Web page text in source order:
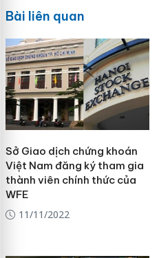
Bài liên quan
Sở Giao dịch chứng khoán
Việt Nam đăng ký tham gia
thành viên chính thức của
WFE
11/11/2022